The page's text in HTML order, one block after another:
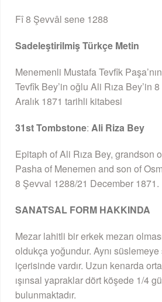
Fî 8 Şevvâl sene 1288
Sadeleştirilmiş Türkçe Metin
Menemenli Mustafa Tevfîk
Tevfîk Bey’in oğlu Ali Rıza Bey’in
Aralık 1871 tarihli kitabesi
31st Tombstone: Ali Riza Bey
Epitaph of Ali Rıza Bey, grandson
Pasha of Menemen and son of
8 Şevval 1288/21 December 1871.
SANATSAL FORM HAKKINDA
Mezar lahitli bir erkek mezarı
oldukça yoğundur. Aynı
içerisinde vardır. Uzun kenarda
ışınsal yapraklar dört köşede 1/4
bulunmaktadır.